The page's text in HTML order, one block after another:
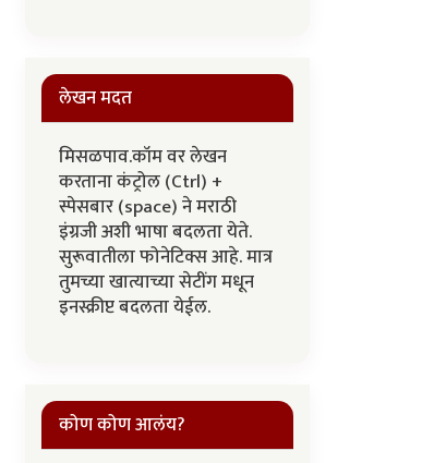
लेखन मदत
मिसळपाव.कॉम वर लेखन
करताना कंट्रोल (Ctrl) +
स्पेसबार (space) ने मराठी
इंग्रजी अशी भाषा बदलता येते.
सुरूवातीला फोनेटिक्स आहे. मात्र
तुमच्या खात्याच्या सेटींग मधून
इनस्क्रीप्ट बदलता येईल.
कोण कोण आलंय?